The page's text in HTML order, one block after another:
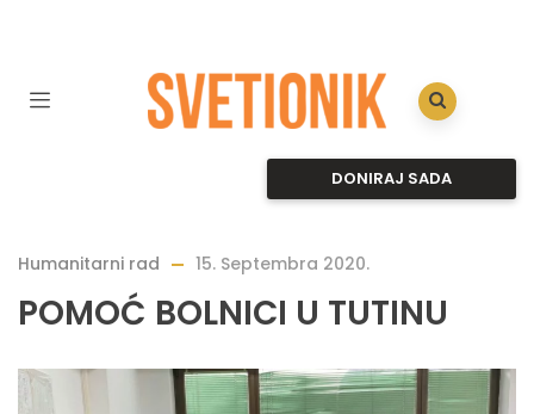
DONIRAJ SADA
Humanitarni rad 15. Septembra 2020.
POMOĆ BOLNICI U TUTINU